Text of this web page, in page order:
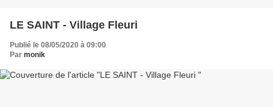
LE SAINT - Village Fleuri
Publié le 08/05/2020 à 09:00
Par monik